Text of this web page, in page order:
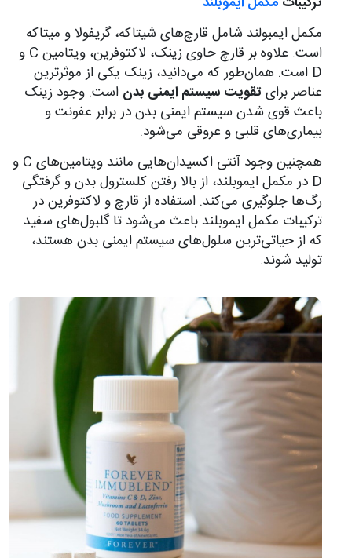
مکمل ایمبولند شامل قارچ‌های شیتاکه، گریفولا و میتاکه
است. علاوه بر قارچ حاوی زینک، لاکتوفرین، ویتامین C و
D است. همان‌طور که می‌دانید، زینک یکی از موثرترین
عناصر برایتقویت سیستم ایمنی بدن است. وجود زینک
باعث قوی شدن سیستم ایمنی بدن در برابر عفونت و
بیماری‌های قلبی و عروقی می‌شود.
همچنین وجود آنتی اکسیدان‌هایی مانند ویتامین‌های C و
D در مکمل ایموبلند، از بالا رفتن کلسترول بدن و گرفتگی
رگ‌ها جلوگیری می‌کند. استفاده از قارچ و لاکتوفرین در
ترکیبات مکمل ایموبلند باعث می‌شود تا گلبول‌های سفید
که از حیاتی‌ترین سلول‌های سیستم ایمنی بدن هستند،
تولید شوند.